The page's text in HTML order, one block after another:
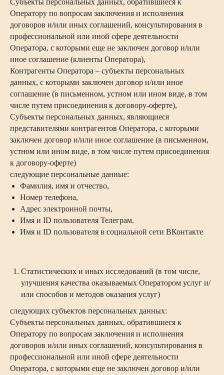
Субъекты персональных данных, обратившиеся к
Оператору по вопросам заключения и исполнения
договоров и/или иных соглашений, консультирования в
профессиональной или иной сфере деятельности
Оператора, с которыми еще не заключен договор и/или
иное соглашение (клиенты Оператора),
Контрагенты Оператора – субъекты персональных
данных, с которыми заключен договор и/или иное
соглашение (в письменном, устном или ином виде, в том
числе путем присоединения к договору-оферте),
Субъекты персональных данных, являющиеся
представителями контрагентов Оператора, с которыми
заключен договор и/или иное соглашение (в письменном,
устном или ином виде, в том числе путем присоединения
к договору-оферте)
следующие персональные данные:
Фамилия, имя и отчество,
Номер телефона,
Адрес электронной почты,
Имя и ID пользователя Телеграм.
Имя и ID пользователя в социальной сети ВКонтакте
Статистических и иных исследований (в том числе,
улучшения качества оказываемых Оператором услуг и/
или способов и методов оказания услуг)
следующих субъектов персональных данных:
Субъекты персональных данных, обратившиеся к
Оператору по вопросам заключения и исполнения
договоров и/или иных соглашений, консультирования в
профессиональной или иной сфере деятельности
Оператора, с которыми еще не заключен договор и/или